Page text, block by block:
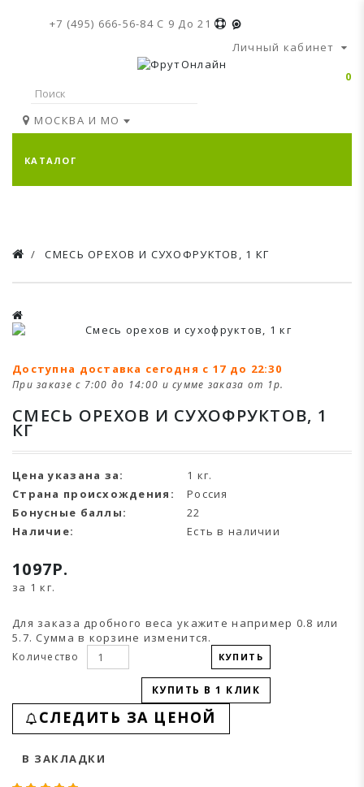
+7 (495) 666-56-84 C 9 До 21
Личный кабинет
0
МОСКВА И МО
КАТАЛОГ
СМЕСЬ ОРЕХОВ И СУХОФРУКТОВ, 1 КГ
Доступна доставка сегодня с 17 до 22:30
При заказе с 7:00 до 14:00 и сумме заказа от 1р.
СМЕСЬ ОРЕХОВ И СУХОФРУКТОВ, 1
КГ
Цена указана за:
1 кг.
Страна происхождения:
Россия
Бонусные баллы:
22
Наличие:
Есть в наличии
1097Р.
за 1 кг.
Для заказа дробного веса укажите например 0.8 или
5.7. Сумма в корзине изменится.
Количество КУПИТЬ
КУПИТЬ В 1 КЛИК
СЛЕДИТЬ ЗА ЦЕНОЙ
В ЗАКЛАДКИ